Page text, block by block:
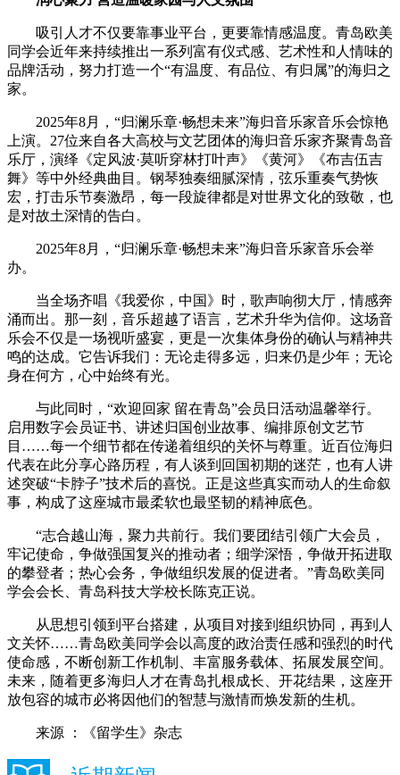
吸引人才不仅要靠事业平台，更要靠情感温度。青岛欧美
同学会近年来持续推出一系列富有仪式感、艺术性和人情味的
品牌活动，努力打造一个“有温度、有品位、有归属”的海归之
家。
2025年8月，“归澜乐章·畅想未来”海归音乐家音乐会惊艳
上演。27位来自各大高校与文艺团体的海归音乐家齐聚青岛音
乐厅，演绎《定风波·莫听穿林打叶声》《黄河》《布吉伍吉
舞》等中外经典曲目。钢琴独奏细腻深情，弦乐重奏气势恢
宏，打击乐节奏激昂，每一段旋律都是对世界文化的致敬，也
是对故土深情的告白。
2025年8月，“归澜乐章·畅想未来”海归音乐家音乐会举
办。
当全场齐唱《我爱你，中国》时，歌声响彻大厅，情感奔
涌而出。那一刻，音乐超越了语言，艺术升华为信仰。这场音
乐会不仅是一场视听盛宴，更是一次集体身份的确认与精神共
鸣的达成。它告诉我们：无论走得多远，归来仍是少年；无论
身在何方，心中始终有光。
与此同时，“欢迎回家 留在青岛”会员日活动温馨举行。
启用数字会员证书、讲述归国创业故事、编排原创文艺节
目……每一个细节都在传递着组织的关怀与尊重。近百位海归
代表在此分享心路历程，有人谈到回国初期的迷茫，也有人讲
述突破“卡脖子”技术后的喜悦。正是这些真实而动人的生命叙
事，构成了这座城市最柔软也最坚韧的精神底色。
“志合越山海，聚力共前行。我们要团结引领广大会员，
牢记使命，争做强国复兴的推动者；细学深悟，争做开拓进取
的攀登者；热心会务，争做组织发展的促进者。”青岛欧美同
学会会长、青岛科技大学校长陈克正说。
从思想引领到平台搭建，从项目对接到组织协同，再到人
文关怀……青岛欧美同学会以高度的政治责任感和强烈的时代
使命感，不断创新工作机制、丰富服务载体、拓展发展空间。
未来，随着更多海归人才在青岛扎根成长、开花结果，这座开
放包容的城市必将因他们的智慧与激情而焕发新的生机。
来源 ：《留学生》杂志